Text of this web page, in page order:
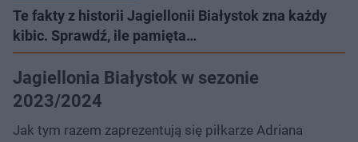
Te fakty z historii Jagiellonii Białystok zna każdy
kibic. Sprawdź, ile pamięta…
Jagiellonia Białystok w sezonie
2023/2024
Jak tym razem zaprezentują się piłkarze Adriana